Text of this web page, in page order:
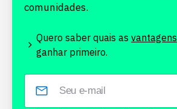
comunidades.
Quero saber quais as vantagens
ganhar primeiro.